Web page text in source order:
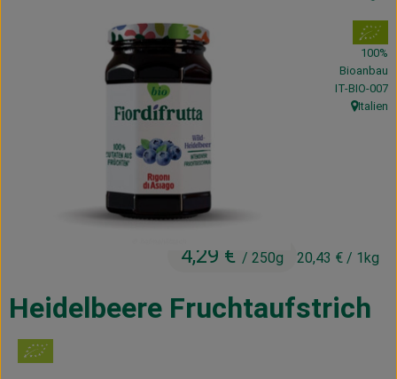
Obst & Gemüse
Vorratskammer
Haus, Garten & Co.
Lieferservice
Neues vom Hof
Heidelbeere Fruchtaufstrich
4,29 € / 250g 20,43 € / 1kg
, Verband:
100%
Bioanbau
,IT-BIO-007
,
Italien